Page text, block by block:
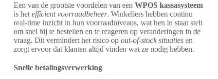
Een van de grootste voordelen van een WPOS kassasysteem
is het efficient voorraadbeheer. Winkeliers hebben continu
real-time inzicht in hun voorraadniveaus, wat hen in staat stelt
om snel bij te bestellen en te reageren op veranderingen in de
vraag. Dit vermindert het risico op out-of-stock situaties en
zorgt ervoor dat klanten altijd vinden wat ze nodig hebben.
Snelle betalingsverwerking